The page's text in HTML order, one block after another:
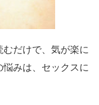
だけで、気が楽に
みは、セックスに